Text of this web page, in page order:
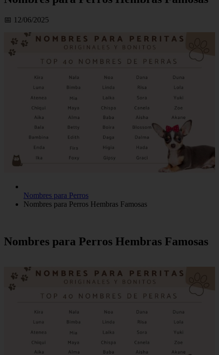
📅 12/06/2025
Nombres para Perros
Nombres para Perros Hembras Famosas
Nombres para Perros Hembras Famosas